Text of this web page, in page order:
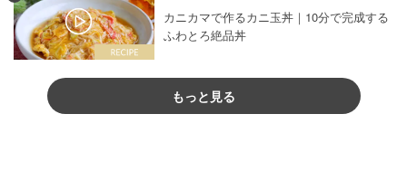
カニカマで作るカニ玉丼｜10分で完成する
ふわとろ絶品丼
もっと見る